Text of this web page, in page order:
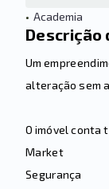
• Academia
Descrição
Um
alteração sem
O imóvel conta
Market
Segurança